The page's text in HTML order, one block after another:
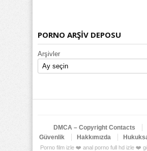
PORNO ARŞİV DEPOSU
Arşivler
DMCA – Copyright Contacts
Güvenlik
Hakkımızda
Porno film izle ❤️ anal porno full hd izle ❤️